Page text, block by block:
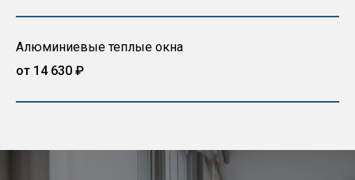
Алюминиевые теплые окна
от 14 630 ₽